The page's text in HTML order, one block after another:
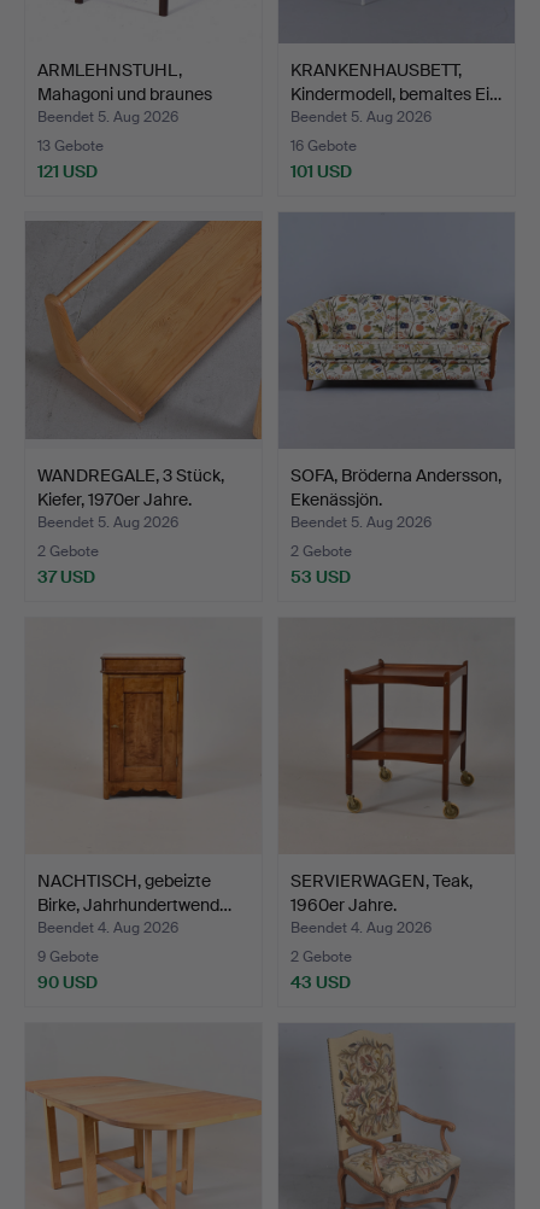
ARMLEHNSTUHL,
Mahagoni und braunes
Leder, …
Beendet 5. Aug 2026
13 Gebote
121 USD
KRANKENHAUSBETT,
Kindermodell, bemaltes Ei…
Beendet 5. Aug 2026
16 Gebote
101 USD
WANDREGALE, 3 Stück,
Kiefer, 1970er Jahre.
Beendet 5. Aug 2026
2 Gebote
37 USD
SOFA, Bröderna Andersson,
Ekenässjön.
Beendet 5. Aug 2026
2 Gebote
53 USD
NACHTISCH, gebeizte
Birke, Jahrhundertwend…
Beendet 4. Aug 2026
9 Gebote
90 USD
SERVIERWAGEN, Teak,
1960er Jahre.
Beendet 4. Aug 2026
2 Gebote
43 USD